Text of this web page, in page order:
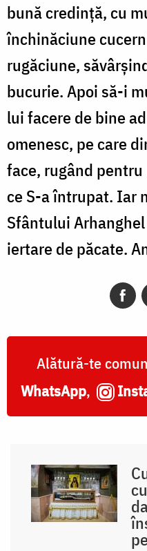
bună credință, cu
închinăciune
rugăciune,
bucurie. Apoi să-i
lui facere de bine
omenesc, pe care
face, rugând
ce S-a întrupat. Iar
Sfântului
iertare de păcate.
Alătură-te
WhatsApp,